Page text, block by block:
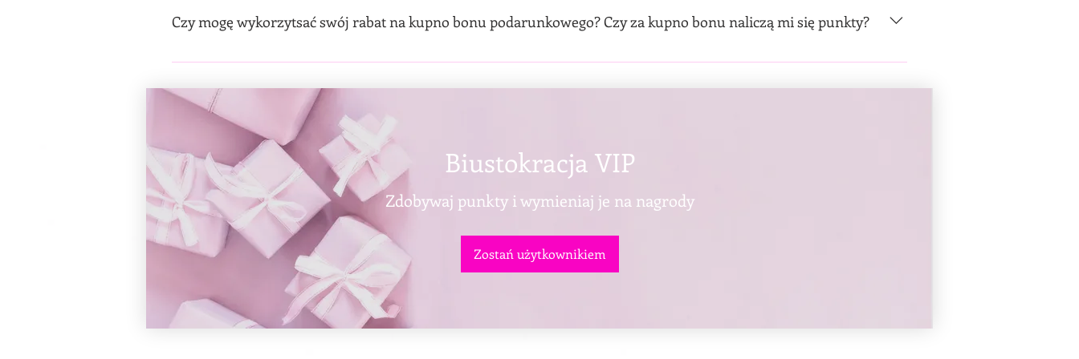
Czy mogę wykorzytsać swój rabat na kupno bonu podarunkowego? Czy za kupno bonu naliczą mi się punkty?
Nie. Nie można wykorzystać swoich bonusów i rabatów na kupno bonów podarunkowych. Kupno bonów nie liczy się również
Biustokracja VIP
Zdobywaj punkty i wymieniaj je na nagrody
Zostań użytkownikiem